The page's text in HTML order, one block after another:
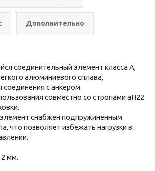
Дополнительно
соединительный элемент класса А,
алюминиевого сплава,
соединения с анкером.
совместно со стропами аН22
снабжен подпружиненным
что позволяет избежать нагрузки в
мм.